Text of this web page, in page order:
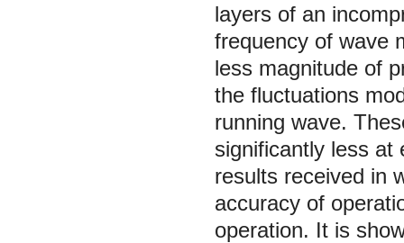
layers of an
frequency of wave
less magnitude of
the fluctuations
running wave.
significantly less at
results received in
accuracy of
operation. It is